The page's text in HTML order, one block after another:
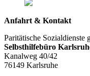
Anfahrt & Kontakt
Paritätische Sozialdienste
Selbsthilfebüro
Kanalweg 40/42
76149 Karlsruhe